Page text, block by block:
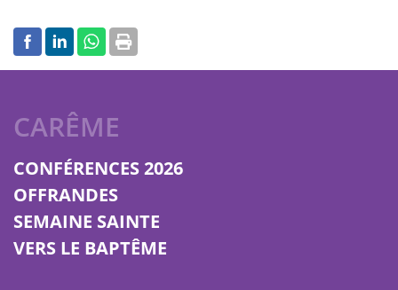
CARÊME
CONFÉRENCES 2026
OFFRANDES
SEMAINE SAINTE
VERS LE BAPTÊME